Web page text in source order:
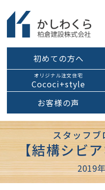
初めての方へ
オリジナル注文住宅
Cococi+style
お客様の声
スタッフ
【結構シビ
2019